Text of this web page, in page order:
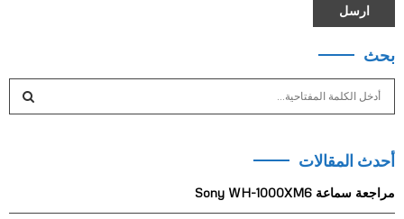
بحث
c
f
أحدث المقالات
مراجعة سماعة Sony WH-1000XM6